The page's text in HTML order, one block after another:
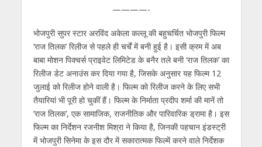
A
p
p
o
o
k
er gr
a
m
e
n
g
er
dI
n
————-
भोजपुरी सुपर स्‍टार अरविंद अकेला कल्‍लू की बहुचर्चित भोजपुरी फिल्‍म
‘राज तिलक’ रिलीज से पहले ही चर्चें में बनी हुई है। इसी क्रम में अब
बाबा मोशन पिक्चर्स प्राइवेट लिमिटेड के बनैर तले बनी ‘राज तिलक’ का
रिलीज डेट अनाउंस कर दिया गया है, जिसके अनुसार यह फिल्‍म 12
जुलाई को रिलीज होने वाली है। फिल्‍म को रिलीज करने के लिए सभी
तैयारियां भी पूरी हो चुकीं हैं। फिल्‍म के निर्माता प्रदीप शर्मा की मानें तो
‘राज तिलक’, एक सामाजिक, राजनीतिक और पारिवारिक ड्रामा है। इस
फिल्‍म का निर्देशन रजनीश मिश्रा ने किया है, जिनकी पहचान इंडस्‍ट्री
में भोजपुरी सिनेमा के इस दौर में सकारात्‍मक फिल्‍में करने वाले निर्देशक